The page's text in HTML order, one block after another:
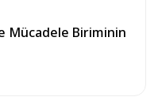
Mücadele Biriminin